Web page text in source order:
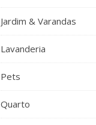
Jardim & Varandas
Lavanderia
Pets
Quarto